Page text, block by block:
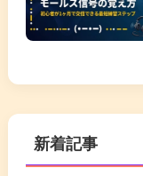
新着記事